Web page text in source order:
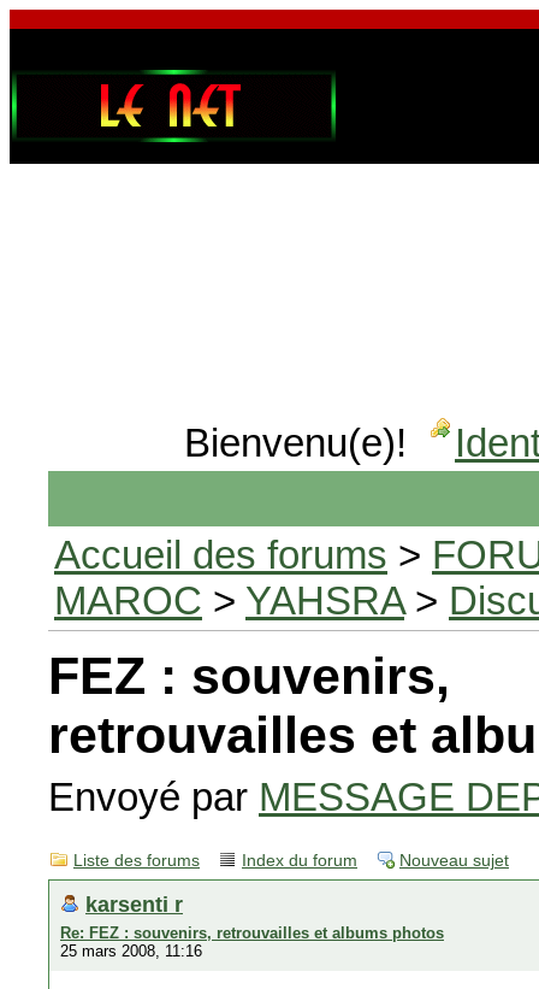
Bienvenu(e)!
Accueil des forums >
MAROC > YAHSRA>
FEZ : souvenirs,
retrouvailles et
Envoyé par MESSAGE
Liste des forums Index du forum Nouveau sujet
karsenti r
Re: FEZ : souvenirs, retrouvailles et albums photos
25 mars 2008, 11:16